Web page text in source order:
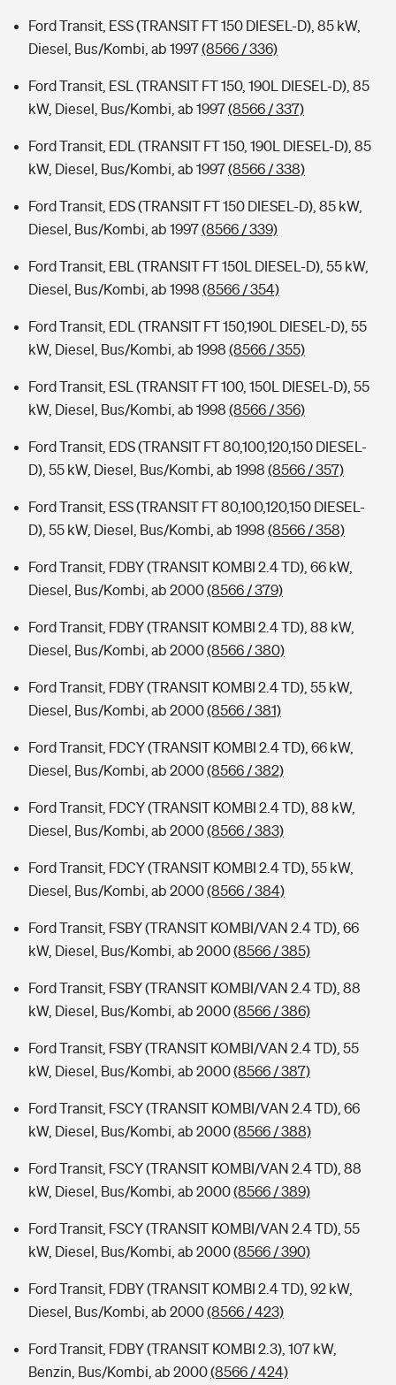
Ford Transit, ESS (TRANSIT FT 150 DIESEL-D), 85 kW,
Diesel, Bus/Kombi, ab 1997(8566 / 336)
Ford Transit, ESL (TRANSIT FT 150, 190L DIESEL-D), 85
kW, Diesel, Bus/Kombi, ab 1997(8566 / 337)
Ford Transit, EDL (TRANSIT FT 150, 190L DIESEL-D), 85
kW, Diesel, Bus/Kombi, ab 1997(8566 / 338)
Ford Transit, EDS (TRANSIT FT 150 DIESEL-D), 85 kW,
Diesel, Bus/Kombi, ab 1997(8566 / 339)
Ford Transit, EBL (TRANSIT FT 150L DIESEL-D), 55 kW,
Diesel, Bus/Kombi, ab 1998 (8566 / 354)
Ford Transit, EDL (TRANSIT FT 150,190L DIESEL-D), 55
kW, Diesel, Bus/Kombi, ab 1998 (8566 / 355)
Ford Transit, ESL (TRANSIT FT 100, 150L DIESEL-D), 55
kW, Diesel, Bus/Kombi, ab 1998 (8566 / 356)
Ford Transit, EDS (TRANSIT FT 80,100,120,150 DIESEL-
D), 55 kW, Diesel, Bus/Kombi, ab 1998 (8566 / 357)
Ford Transit, ESS (TRANSIT FT 80,100,120,150 DIESEL-
D), 55 kW, Diesel, Bus/Kombi, ab 1998 (8566 / 358)
Ford Transit, FDBY (TRANSIT KOMBI 2.4 TD), 66 kW,
Diesel, Bus/Kombi, ab 2000(8566 / 379)
Ford Transit, FDBY (TRANSIT KOMBI 2.4 TD), 88 kW,
Diesel, Bus/Kombi, ab 2000(8566 / 380)
Ford Transit, FDBY (TRANSIT KOMBI 2.4 TD), 55 kW,
Diesel, Bus/Kombi, ab 2000(8566 / 381)
Ford Transit, FDCY (TRANSIT KOMBI 2.4 TD), 66 kW,
Diesel, Bus/Kombi, ab 2000(8566 / 382)
Ford Transit, FDCY (TRANSIT KOMBI 2.4 TD), 88 kW,
Diesel, Bus/Kombi, ab 2000(8566 / 383)
Ford Transit, FDCY (TRANSIT KOMBI 2.4 TD), 55 kW,
Diesel, Bus/Kombi, ab 2000(8566 / 384)
Ford Transit, FSBY (TRANSIT KOMBI/VAN 2.4 TD), 66
kW, Diesel, Bus/Kombi, ab 2000(8566 / 385)
Ford Transit, FSBY (TRANSIT KOMBI/VAN 2.4 TD), 88
kW, Diesel, Bus/Kombi, ab 2000(8566 / 386)
Ford Transit, FSBY (TRANSIT KOMBI/VAN 2.4 TD), 55
kW, Diesel, Bus/Kombi, ab 2000(8566 / 387)
Ford Transit, FSCY (TRANSIT KOMBI/VAN 2.4 TD), 66
kW, Diesel, Bus/Kombi, ab 2000(8566 / 388)
Ford Transit, FSCY (TRANSIT KOMBI/VAN 2.4 TD), 88
kW, Diesel, Bus/Kombi, ab 2000(8566 / 389)
Ford Transit, FSCY (TRANSIT KOMBI/VAN 2.4 TD), 55
kW, Diesel, Bus/Kombi, ab 2000(8566 / 390)
Ford Transit, FDBY (TRANSIT KOMBI 2.4 TD), 92 kW,
Diesel, Bus/Kombi, ab 2000(8566 / 423)
Ford Transit, FDBY (TRANSIT KOMBI 2.3), 107 kW,
Benzin, Bus/Kombi, ab 2000(8566 / 424)